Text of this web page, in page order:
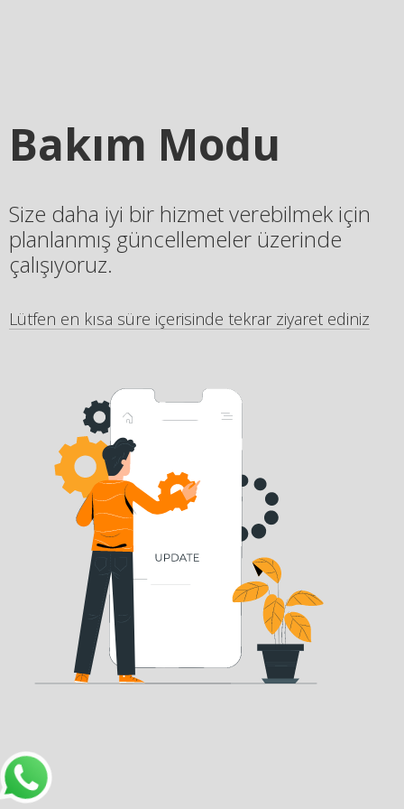
Bakım Modu
Size daha iyi bir hizmet verebilmek için
planlanmış güncellemeler üzerinde
çalışıyoruz.
Lütfen en kısa süre içerisinde tekrar ziyaret ediniz